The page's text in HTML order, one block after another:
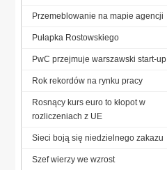
Przemeblowanie na mapie agencji
Pułapka Rostowskiego
PwC przejmuje warszawski start-up
Rok rekordów na rynku pracy
Rosnący kurs euro to kłopot w
rozliczeniach z UE
Sieci boją się niedzielnego zakazu
Szef wierzy we wzrost